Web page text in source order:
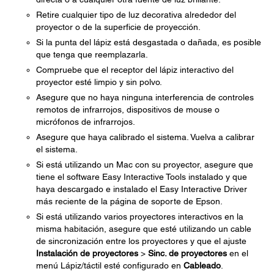
Retire cualquier tipo de luz decorativa alrededor del
proyector o de la superficie de proyección.
Si la punta del lápiz está desgastada o dañada, es posible
que tenga que reemplazarla.
Compruebe que el receptor del lápiz interactivo del
proyector esté limpio y sin polvo.
Asegure que no haya ninguna interferencia de controles
remotos de infrarrojos, dispositivos de mouse o
micrófonos de infrarrojos.
Asegure que haya calibrado el sistema. Vuelva a calibrar
el sistema.
Si está utilizando un Mac con su proyector, asegure que
tiene el software Easy Interactive Tools instalado y que
haya descargado e instalado el Easy Interactive Driver
más reciente de la página de soporte de Epson.
Si está utilizando varios proyectores interactivos en la
misma habitación, asegure que esté utilizando un cable
de sincronización entre los proyectores y que el ajuste
Instalación de proyectores > Sinc. de proyectores en el
menú Lápiz/táctil esté configurado en Cableado